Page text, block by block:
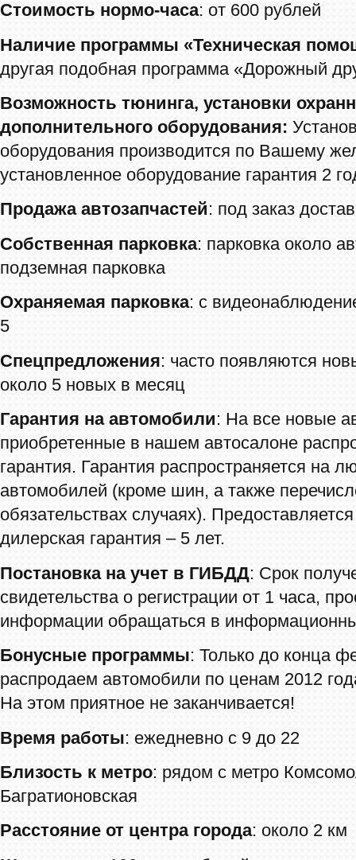
Стоимость нормо-часа: от 600 рублей
Наличие программы «Техническая
другая подобная программа «Дорожный
Возможность тюнинга, установки
дополнительного оборудования:
оборудования производится по Вашему
установленное оборудование гарантия 2
Продажа автозапчастей: под заказ
Собственная парковка: парковка около
подземная парковка
Охраняемая парковка: с
5
Спецпредложения: часто появляются
около 5 новых в месяц
Гарантия на автомобили: На все новые
приобретенные в нашем автосалоне
гарантия. Гарантия распространяется на
автомобилей (кроме шин, а также
обязательствах случаях).
дилерская гарантия – 5 лет.
Постановка на учет в ГИБДД: Срок
свидетельства о регистрации от 1 часа,
информации обращаться в
Бонусные программы: Только до конца
распродаем автомобили по ценам 2012
На этом приятное не заканчивается!
Время работы: ежедневно с 9 до 22
Близость к метро: рядом с метро
Багратионовская
Расстояние от центра города: около 2 км